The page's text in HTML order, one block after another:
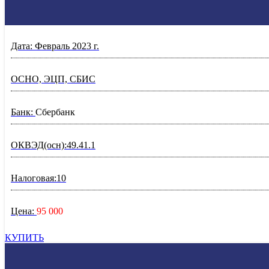
Дата: Февраль 2023 г.
ОСНО, ЭЦП, СБИС
Банк: Сбербанк
ОКВЭД(осн):49.41.1
Налоговая:10
Цена: 95 000
КУПИТЬ